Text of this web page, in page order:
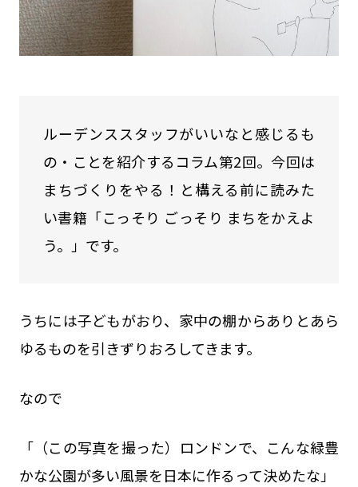
こっそり ごっそり まちをかえよう。
ルーデンススタッフがいいなと感じるも
の・ことを紹介するコラム第2回。今回は
まちづくりをやる！と構える前に読みた
い書籍「こっそり ごっそり まちをかえよ
う。」です。
うちには子どもがおり、家中の棚からありとあら
ゆるものを引きずりおろしてきます。
なので
「（この写真を撮った）ロンドンで、こんな緑豊
かな公園が多い風景を日本に作るって決めたな」